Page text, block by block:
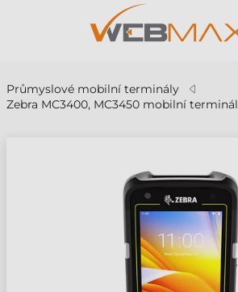
Průmyslové mobilní terminály
Zebra MC3400, MC3450 mobilní terminál